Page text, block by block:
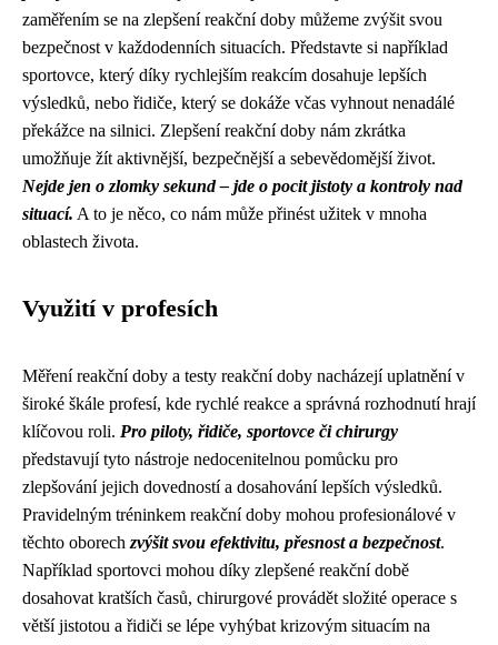
zaměřením se na zlepšení reakční doby můžeme zvýšit svou
bezpečnost v každodenních situacích. Představte si například
sportovce, který díky rychlejším reakcím dosahuje lepších
výsledků, nebo řidiče, který se dokáže včas vyhnout nenadálé
překážce na silnici. Zlepšení reakční doby nám zkrátka
umožňuje žít aktivnější, bezpečnější a sebevědomější život.
Nejde jen o zlomky sekund – jde o pocit jistoty a kontroly nad
situací. A to je něco, co nám může přinést užitek v mnoha
oblastech života.
Využití v profesích
Měření reakční doby a testy reakční doby nacházejí uplatnění v
široké škále profesí, kde rychlé reakce a správná rozhodnutí hrají
klíčovou roli. Pro piloty, řidiče, sportovce či chirurgy
představují tyto nástroje nedocenitelnou pomůcku pro
zlepšování jejich dovedností a dosahování lepších výsledků.
Pravidelným tréninkem reakční doby mohou profesionálové v
těchto oborech zvýšit svou efektivitu, přesnost a bezpečnost.
Například sportovci mohou díky zlepšené reakční době
dosahovat kratších časů, chirurgové provádět složité operace s
větší jistotou a řidiči se lépe vyhýbat krizovým situacím na